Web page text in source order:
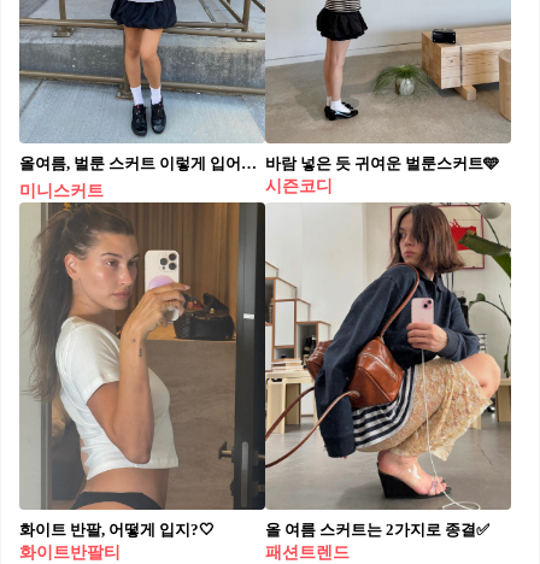
올여름, 벌룬 스커트 이렇게 입어보자!👗🎈
미니스커트
바람 넣은 듯 귀여운 벌룬스커트🩵
시즌코디
화이트 반팔, 어떻게 입지?🤍
화이트반팔티
올 여름 스커트는 2가지로 종결✅
패션트렌드